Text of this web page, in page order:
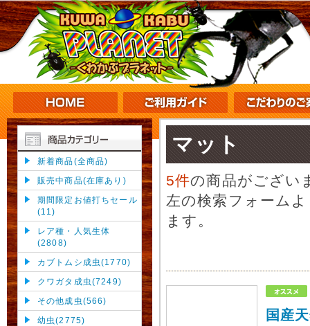
新着商品(全商品)
販売中商品(在庫あり)
期間限定お値打ちセール
(11)
レア種・人気生体
(2808)
カブトムシ成虫(1770)
クワガタ成虫(7249)
その他成虫(566)
幼虫(2775)
マット
5件の商品がござい
左の検索フォーム
ます。
国産